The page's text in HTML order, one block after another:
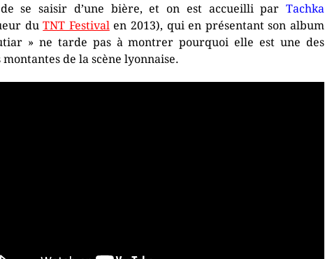
se saisir d’une bière, et on est accueilli par Tachka
duTNT Festivalen 2013), qui en présentant son album
» ne tarde pas à montrer pourquoi elle est une des
de la scène lyonnaise.